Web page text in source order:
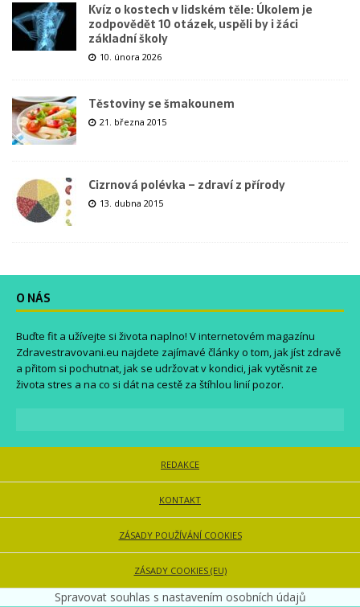
Kvíz o kostech v lidském těle: Úkolem je
zodpovědět 10 otázek, uspěli by i žáci
základní školy
10. února 2026
Těstoviny se šmakounem
21. března 2015
Cizrnová polévka – zdraví z přírody
13. dubna 2015
O NÁS
Buďte fit a užívejte si života naplno! V internetovém magazínu
Zdravestravovani.eu najdete zajímavé články o tom, jak jíst zdravě
a přitom si pochutnat, jak se udržovat v kondici, jak vytěsnit ze
života stres a na co si dát na cestě za štíhlou linií pozor.
REDAKCE
KONTAKT
ZÁSADY POUŽÍVÁNÍ COOKIES
ZÁSADY COOKIES (EU)
Spravovat souhlas s nastavením osobních údajů